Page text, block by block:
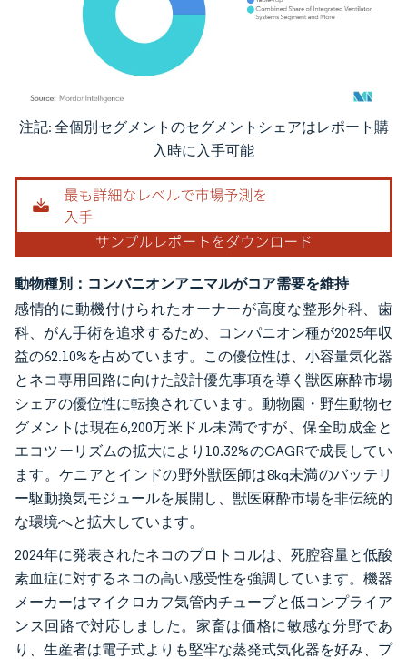
画像 © Mordor Intelligence。再利用にはCC BY 4.0の表示が必要です。
注記: 全個別セグメントのセグメントシェアはレポート購
入時に入手可能
動物種別：コンパニオンアニマルがコア需要を維持
感情的に動機付けられたオーナーが高度な整形外科、歯
科、がん手術を追求するため、コンパニオン種が2025年収
益の62.10%を占めています。この優位性は、小容量気化器
とネコ専用回路に向けた設計優先事項を導く獣医麻酔市場
シェアの優位性に転換されています。動物園・野生動物セ
グメントは現在6,200万米ドル未満ですが、保全助成金と
エコツーリズムの拡大により10.32%のCAGRで成長してい
ます。ケニアとインドの野外獣医師は8kg未満のバッテリ
ー駆動換気モジュールを展開し、獣医麻酔市場を非伝統的
な環境へと拡大しています。
2024年に発表されたネコのプロトコルは、死腔容量と低酸
素血症に対するネコの高い感受性を強調しています。機器
メーカーはマイクロカフ気管内チューブと低コンプライア
ンス回路で対応しました。家畜は価格に敏感な分野であ
り、生産者は電子式よりも堅牢な蒸発式気化器を好み、プ